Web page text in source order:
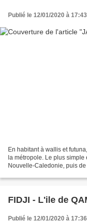
Publié le 12/01/2020 à 17:43
En habitant à wallis et
la métropole. Le plus
Nouvelle-Caledonie, puis
FIDJI - L'ile de
Publié le 12/01/2020 à 17:36